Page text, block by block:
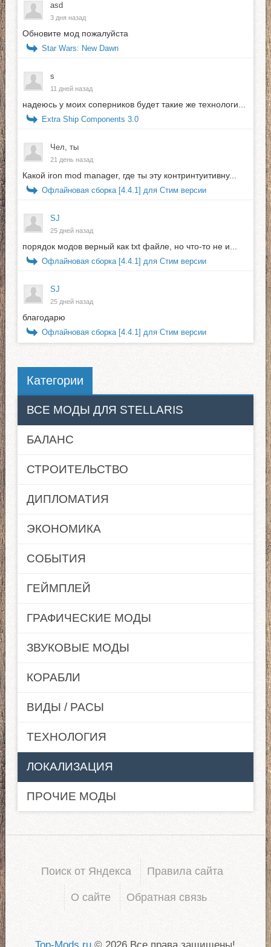
asd
3 дня назад
Обновите мод пожалуйста
Star Wars: New Dawn
s
11 дней назад
надеюсь у моих соперников будет такие же технологи...
Extra Ship Components 3.0
Чел, ты
21 день назад
Какой iron mod manager, где ты эту контринтуитивну...
Офлайновая сборка [4.4.1] для Стим версии
SJ
25 дней назад
порядок модов верный как txt файле, но что-то не и...
Офлайновая сборка [4.4.1] для Стим версии
SJ
25 дней назад
благодарю
Офлайновая сборка [4.4.1] для Стим версии
Категории
ВСЕ МОДЫ ДЛЯ STELLARIS
БАЛАНС
СТРОИТЕЛЬСТВО
ДИПЛОМАТИЯ
ЭКОНОМИКА
СОБЫТИЯ
ГЕЙМПЛЕЙ
ГРАФИЧЕСКИЕ МОДЫ
ЗВУКОВЫЕ МОДЫ
КОРАБЛИ
ВИДЫ / РАСЫ
ТЕХНОЛОГИЯ
ЛОКАЛИЗАЦИЯ
ПРОЧИЕ МОДЫ
Поиск от Яндекса Правила сайта
О сайте Обратная связь
Top-Mods.ru © 2026 Все права защищены!